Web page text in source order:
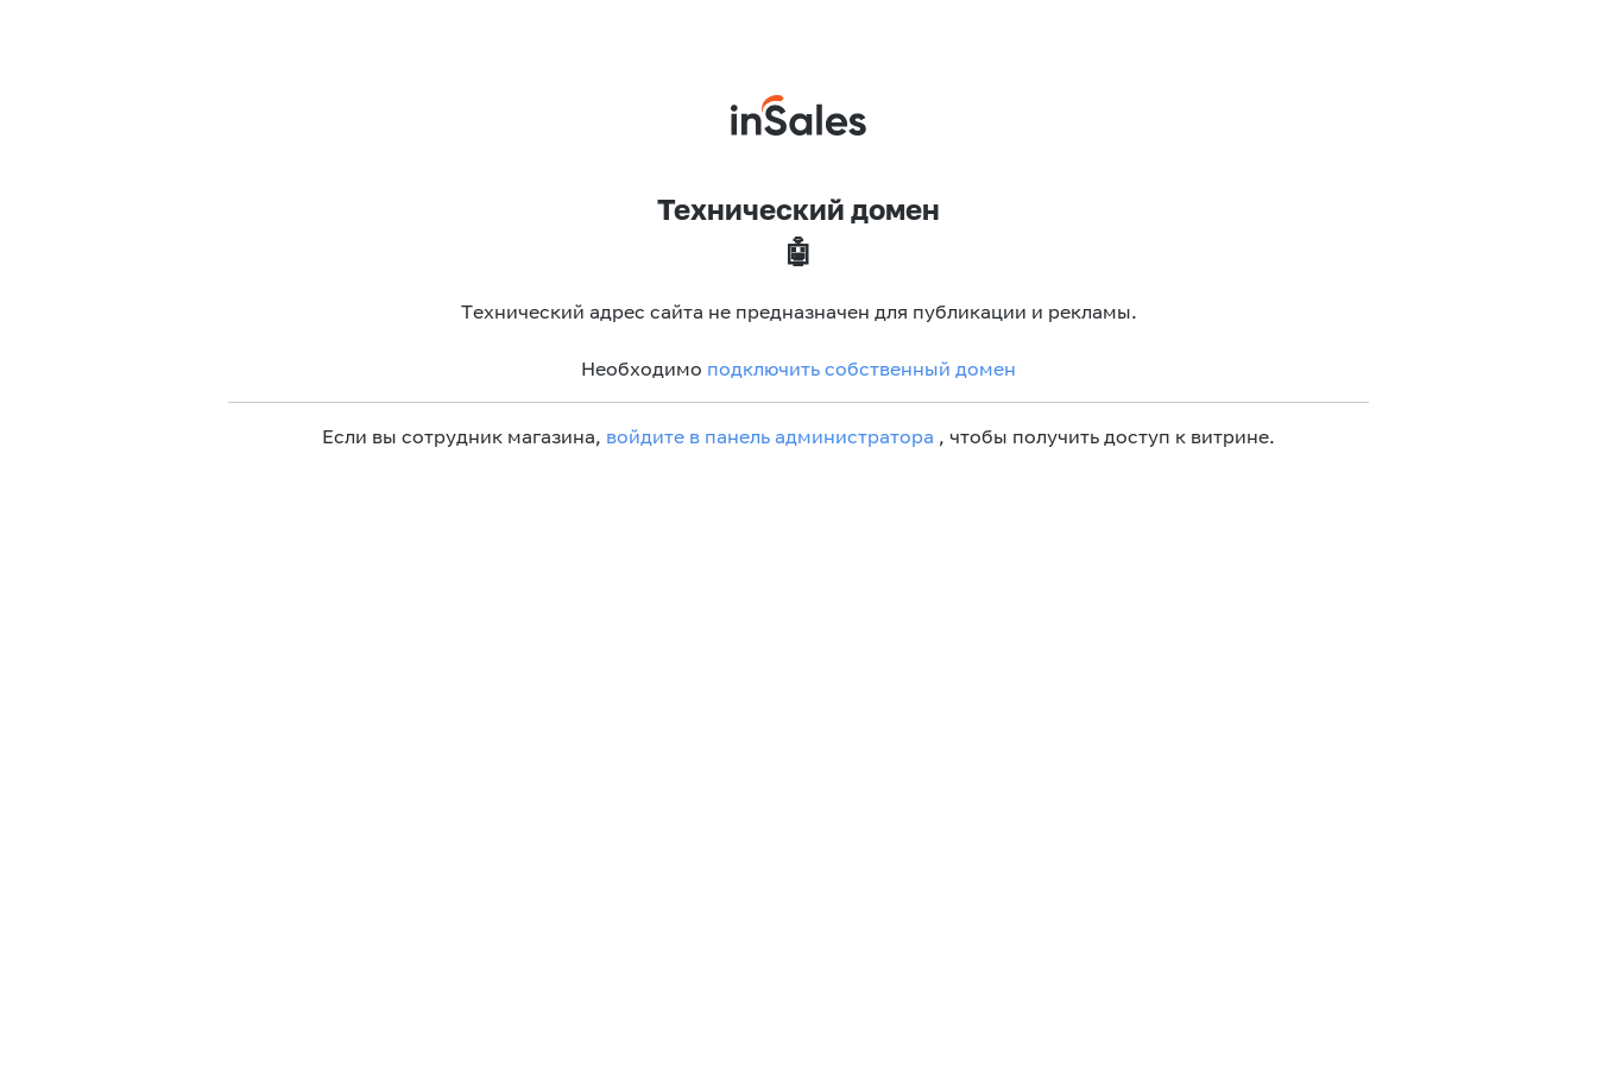
Технический домен
🤖
Технический адрес сайта не предназначен для публикации и рекламы.
Необходимо подключить собственный домен
Если вы сотрудник магазина, войдите в панель администратора , чтобы получить доступ к витрине.